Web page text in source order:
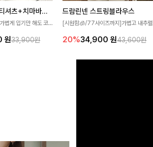
헨틴링클 날개티셔츠+치마바지SET
게 입기만 해도 코
소매가 우아한 포인트
원33,900원
드람린넨 스트링블라우스
[시원함🧊/77사이즈까지]가볍고 내추럴
없는 슬릿 카라 디자인이 얼굴선을 더욱 시
20%34,900 원43,600원